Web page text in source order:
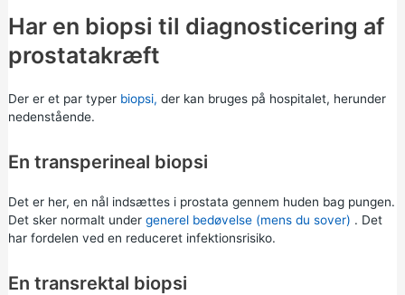
Har en biopsi til diagnosticering af
prostatakræft
Der er et par typer biopsi, der kan bruges på hospitalet, herunder
nedenstående.
En transperineal biopsi
Det er her, en nål indsættes i prostata gennem huden bag pungen.
Det sker normalt under generel bedøvelse (mens du sover) . Det
har fordelen ved en reduceret infektionsrisiko.
En transrektal biopsi